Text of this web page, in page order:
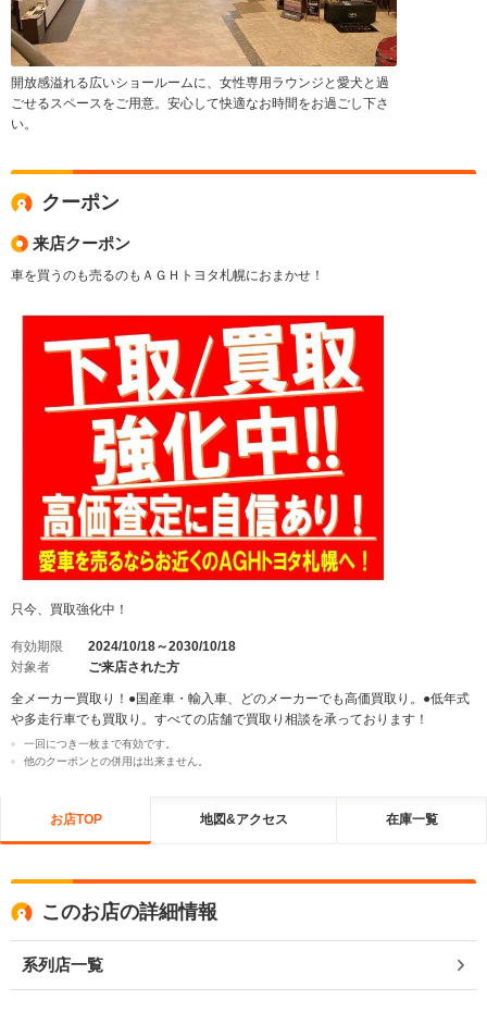
開放感溢れる広いショールームに、女性専用ラウンジと愛犬と過
ごせるスペースをご用意。安心して快適なお時間をお過ごし下さ
い。
クーポン
来店クーポン
車を買うのも売るのもＡＧＨトヨタ札幌におまかせ！
只今、買取強化中！
有効期限
2024/10/18～2030/10/18
対象者
ご来店された方
全メーカー買取り！●国産車・輸入車、どのメーカーでも高価買取り。●低年式
や多走行車でも買取り。すべての店舗で買取り相談を承っております！
一回につき一枚まで有効です。
他のクーポンとの併用は出来ません。
お店TOP 地図&アクセス 在庫一覧
このお店の詳細情報
系列店一覧